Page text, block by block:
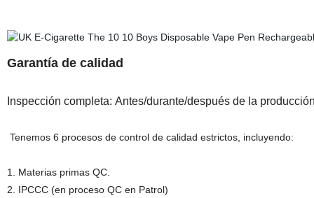
Garantía de calidad
Inspección completa: Antes/durante/después de la
Tenemos 6 procesos de control de calidad estrictos, incluyendo:
1. Materias primas QC.
2. IPCCC (en proceso QC en Patrol)